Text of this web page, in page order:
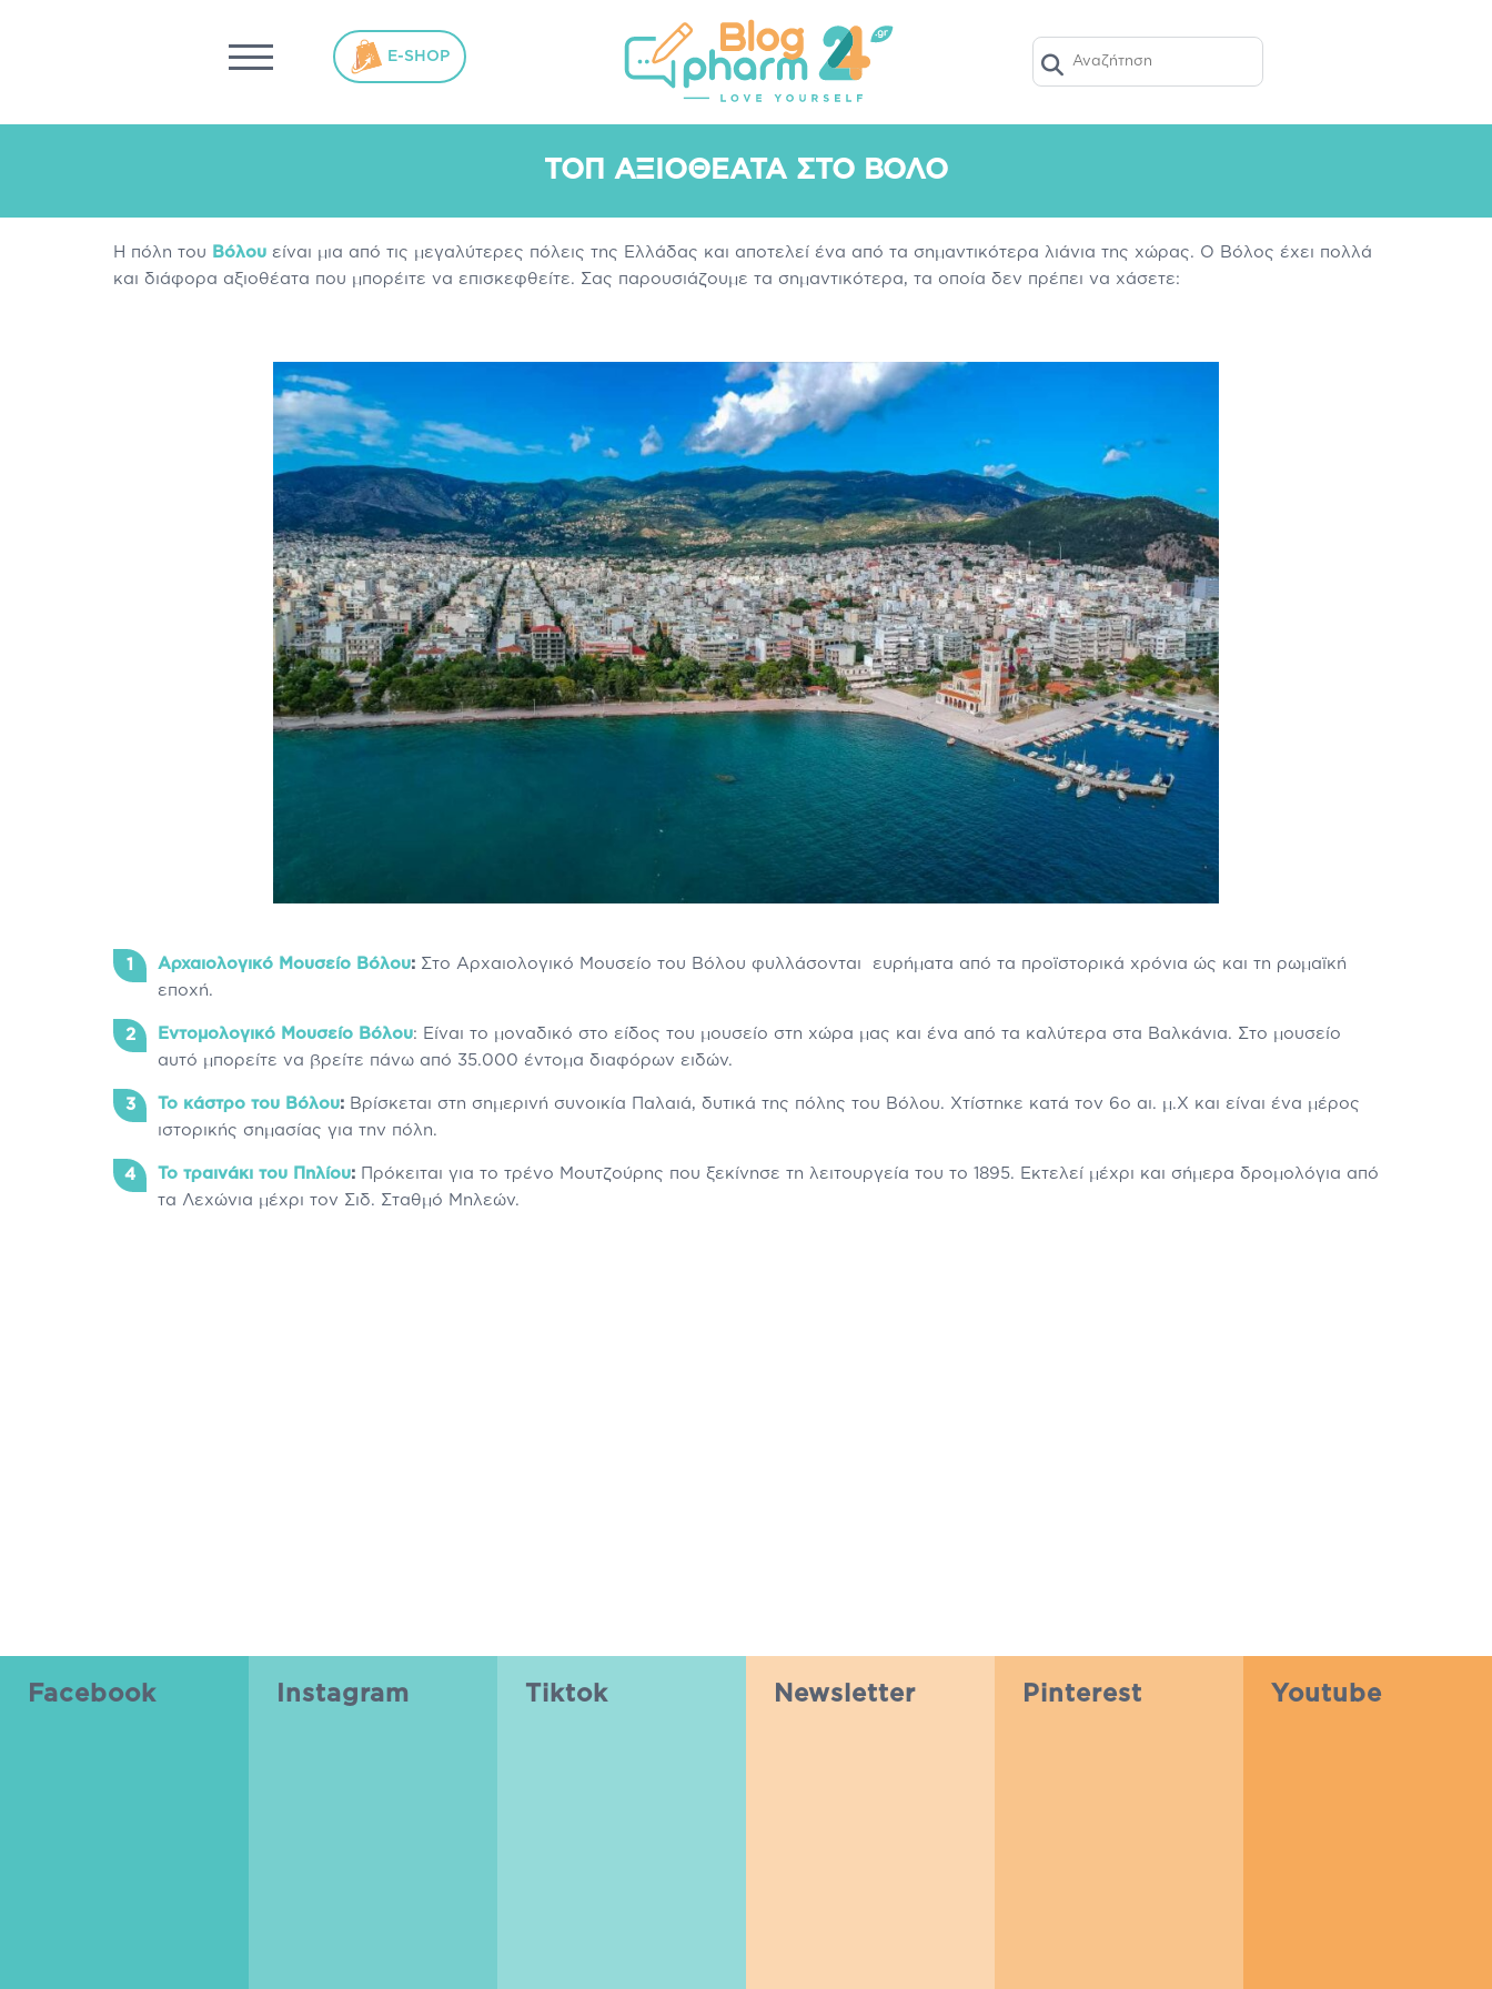
E-SHOP
ΣΥΜΠΛΗΡΏΜΑΤΑ ΔΙΑΤΡΟΦΉΣ
ΤΟΠ ΑΞΙΟΘΈΑΤΑ ΣΤΟ ΒΌΛΟ
Η πόλη του Βόλου είναι μια από τις μεγαλύτερες πόλεις της Ελλάδας και αποτελεί ένα από τα σημαντικότερα λιάνια της χώρας. Ο Βόλος έχει πολλά
και διάφορα αξιοθέατα που μπορέιτε να επισκεφθείτε. Σας παρουσιάζουμε τα σημαντικότερα, τα οποία δεν πρέπει να χάσετε:
Αρχαιολογικό Μουσείο Βόλου: Στο Αρχαιολογικό Μουσείο του Βόλου φυλλάσονται ευρήματα από τα προϊστορικά χρόνια ώς και τη ρωμαϊκή
εποχή.
Εντομολογικό Μουσείο Βόλου: Είναι το μοναδικό στο είδος του μουσείο στη χώρα μας και ένα από τα καλύτερα στα Βαλκάνια. Στο μουσείο
αυτό μπορείτε να βρείτε πάνω από 35.000 έντομα διαφόρων ειδών.
Το κάστρο του Βόλου: Βρίσκεται στη σημερινή συνοικία Παλαιά, δυτικά της πόλης του Βόλου. Χτίστηκε κατά τον 6ο αι. μ.Χ και είναι ένα μέρος
ιστορικής σημασίας για την πόλη.
Το τραινάκι του Πηλίου: Πρόκειται για το τρένο Μουτζούρης που ξεκίνησε τη λειτουργεία του το 1895. Εκτελεί μέχρι και σήμερα δρομολόγια από
τα Λεχώνια μέχρι τον Σιδ. Σταθμό Μηλεών.
Facebook Instagram Tiktok Newsletter Pinterest Youtube